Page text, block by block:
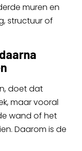
muren en
structuur of
doet dat
maar vooral
wand of het
Daarom is de